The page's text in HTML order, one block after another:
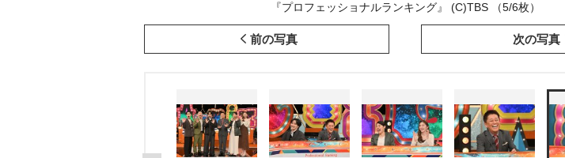
『プロフェッショナルランキング』 (C)TBS （5/6枚）
前の写真 次の写真